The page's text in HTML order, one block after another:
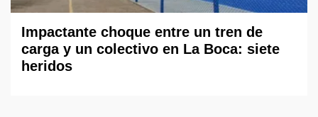
Impactante choque entre un tren de
carga y un colectivo en La Boca: siete
heridos